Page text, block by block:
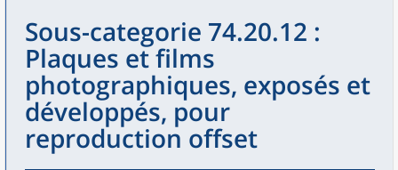
Sous-categorie 74.20.12 :
Plaques et films
photographiques, exposés et
développés, pour
reproduction offset